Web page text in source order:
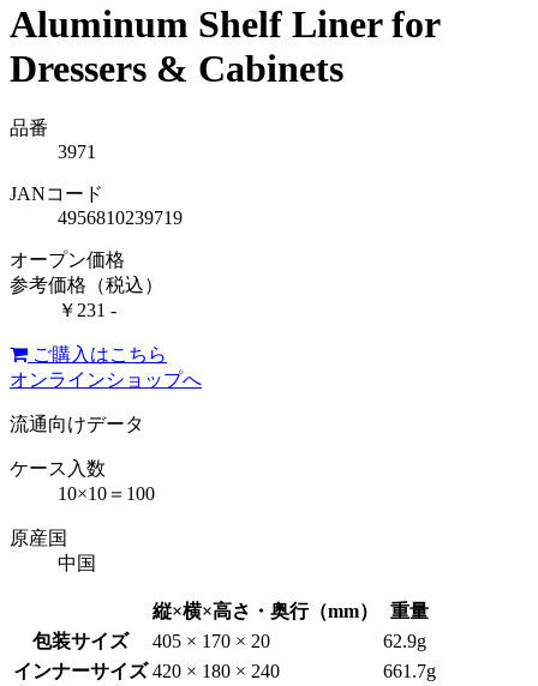
Aluminum Shelf Liner for
Dressers & Cabinets
品番
3971
JANコード
4956810239719
オープン価格
参考価格（税込）
￥231 -
ご購入はこちら
オンラインショップへ
流通向けデータ
ケース入数
10×10＝100
原産国
中国
縦×横×高さ・奥行（mm）
重量
包装サイズ
405 × 170 × 20
62.9g
インナーサイズ 420 × 180 × 240
661.7g